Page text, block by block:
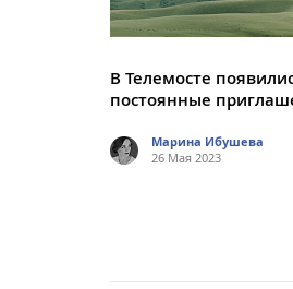
В Телемосте
постоянные
Марина Ибушева
26 Мая 2023